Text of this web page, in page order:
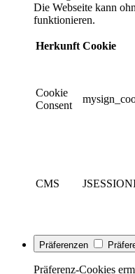
Die Webseite kann
funktionieren.
Herkunft Cookie
Cookie
Consent
CMS
Präferenzen
Präferenz-Cookies